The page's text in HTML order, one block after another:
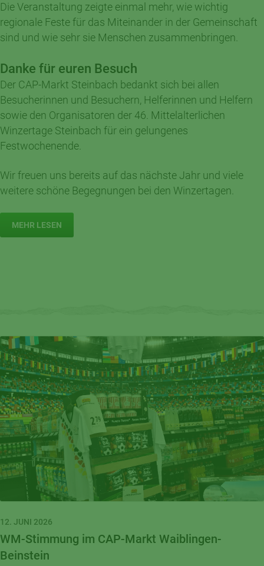
Die Veranstaltung zeigte einmal mehr, wie wichtig
regionale Feste für das Miteinander in der Gemeinschaft
sind und wie sehr sie Menschen zusammenbringen.
Danke für euren Besuch
Der CAP-Markt Steinbach bedankt sich bei allen
Besucherinnen und Besuchern, Helferinnen und Helfern
sowie den Organisatoren der 46. Mittelalterlichen
Winzertage Steinbach für ein gelungenes
Festwochenende.
Wir freuen uns bereits auf das nächste Jahr und viele
weitere schöne Begegnungen bei den Winzertagen.
MEHR LESEN
12. JUNI 2026
WM-Stimmung im CAP-Markt Waiblingen-
Beinstein